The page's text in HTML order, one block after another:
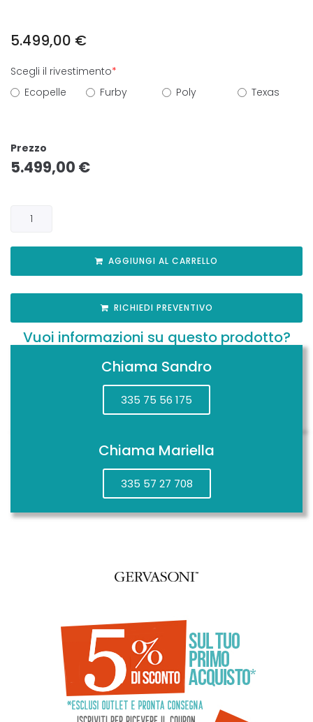
5.499,00 €
Scegli il rivestimento*
Ecopelle
Furby Poly Texas
Prezzo
5.499,00 €
AGGIUNGI AL CARRELLO
RICHIEDI PREVENTIVO
Vuoi informazioni su questo prodotto?
Chiama Sandro
335 75 56 175
Chiama Mariella
335 57 27 708